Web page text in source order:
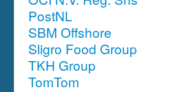
PostNL
SBM Offshore
Sligro Food Group
TKH Group
TomTom